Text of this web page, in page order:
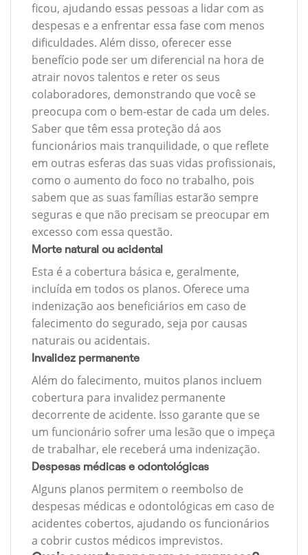
ficou, ajudando essas pessoas a lidar com as
despesas e a enfrentar essa fase com menos
dificuldades. Além disso, oferecer esse
benefício pode ser um diferencial na hora de
atrair novos talentos e reter os seus
colaboradores, demonstrando que você se
preocupa com o bem-estar de cada um deles.
Saber que têm essa proteção dá aos
funcionários mais tranquilidade, o que reflete
em outras esferas das suas vidas profissionais,
como o aumento do foco no trabalho, pois
sabem que as suas famílias estarão sempre
seguras e que não precisam se preocupar em
excesso com essa questão.
Morte natural ou acidental
Esta é a cobertura básica e, geralmente,
incluída em todos os planos. Oferece uma
indenização aos beneficiários em caso de
falecimento do segurado, seja por causas
naturais ou acidentais.
Invalidez permanente
Além do falecimento, muitos planos incluem
cobertura para invalidez permanente
decorrente de acidente. Isso garante que se
um funcionário sofrer uma lesão que o impeça
de trabalhar, ele receberá uma indenização.
Despesas médicas e odontológicas
Alguns planos permitem o reembolso de
despesas médicas e odontológicas em caso de
acidentes cobertos, ajudando os funcionários
a cobrir custos médicos imprevistos.